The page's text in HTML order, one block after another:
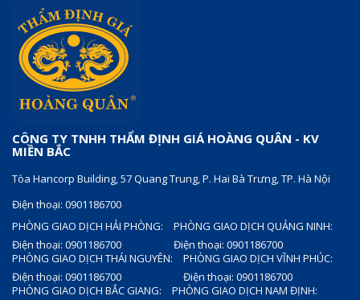
CÔNG TY TNHH THẨM ĐỊNH GIÁ HOÀNG QUÂN - KV
MIỀN BẮC
Tòa Hancorp Building, 57 Quang Trung, P. Hai Bà Trưng, TP. Hà Nội
Điện thoại: 0901186700
PHÒNG GIAO DỊCH HẢI PHÒNG:
Điện thoại: 0901186700
PHÒNG GIAO DỊCH QUẢNG NINH:
Điện thoại: 0901186700
PHÒNG GIAO DỊCH THÁI NGUYÊN:
Điện thoại: 0901186700
PHÒNG GIAO DỊCH VĨNH PHÚC:
Điện thoại: 0901186700
PHÒNG GIAO DỊCH BẮC GIANG:
PHÒNG GIAO DỊCH NAM ĐỊNH: